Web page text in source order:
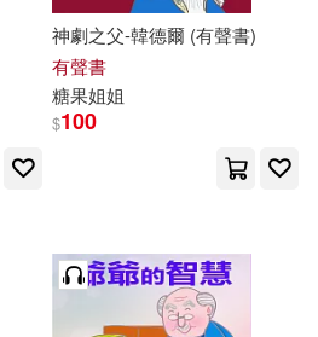
神劇之父-韓德爾 (有聲書)
有聲書
糖果姐姐
$100